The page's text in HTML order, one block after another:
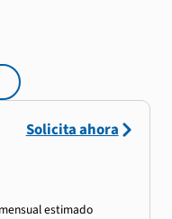
estimado
Solicita ahora